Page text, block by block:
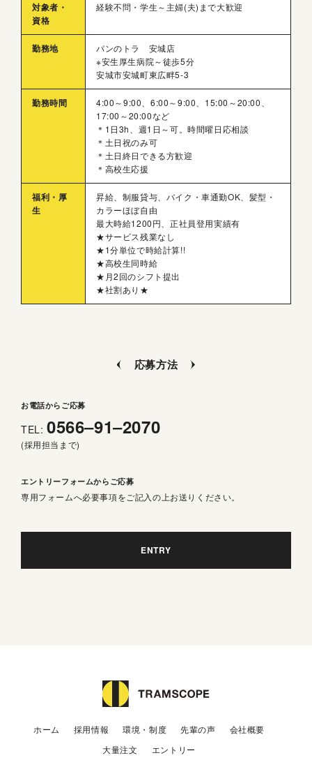
対象者・
資格
経験不問・学生～主婦(夫)まで大歓迎
勤務地
パンのトラ 安城店
※安生厚生病院～徒歩5分
安城市安城町東広畔5-3
勤務時間
4:00～9:00、6:00～9:00、15:00～20:00、
17:00～20:00など
＊1日3h、週1日～可。時間曜日応相談
＊土日祝のみ可
＊土日終日できる方歓迎
＊高校生応援
福利・厚
生
昇給、制服貸与、バイク・車通勤OK、髪型・
カラーほぼ自由
最大時給1200円、正社員登用実績有
★サービス残業なし
★1分単位で時給計算!!
★高校生同時給
★月2回のシフト提出
★社割あり★
応募方法
お電話からご応募
TEL: 0566‒91‒2070
(採用担当まで)
エントリーフォームからご応募
専用フォームへ必要事項をご記入の上お送りください。
ENTRY
ホーム 採用情報 環境・制度 先輩の声
会社概要
大量注文
エントリー